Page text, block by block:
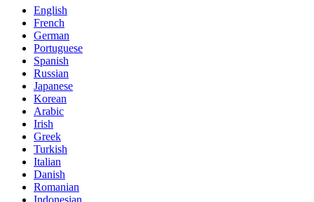
English
French
German
Portuguese
Spanish
Russian
Japanese
Korean
Arabic
Irish
Greek
Turkish
Italian
Danish
Romanian